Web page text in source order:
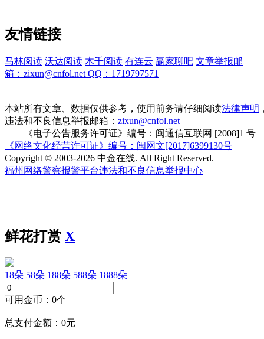
友情链接
马林阅读 沃达阅读 木千阅读 有连云 赢家聊吧 文章举报邮
箱：zixun@cnfol.net QQ：1719797571
本站所有文章、数据仅供参考，使用前务请仔细阅读法律声明
违法和不良信息举报邮箱： zixun@cnfol.net
《电子公告服务许可证》编号：闽通信互联网 [2008]1 号
《网络文化经营许可证》编号：闽网文[2017]6399130号
Copyright © 2003-2026 中金在线. All Right Reserved.
福州网络警察报警平台违法和不良信息举报中心
鲜花打赏 X
18朵 58朵 188朵 588朵 1888朵
可用金币： 0个
总支付金额： 0元